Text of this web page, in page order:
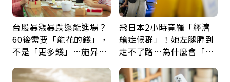
台股暴漲暴跌還能進場？
60後需要「能花的錢」，
不是「更多錢」…施昇
票
飛日本2小時竟罹「經濟
艙症候群」！她左腿腫到
走不了路…為什麼會「靜
注意